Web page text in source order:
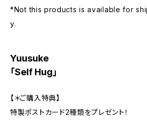
*Not this products is available for
y.
Yuusuke
「Self Hug」
【＊ご購入特典】
特製ポストカード2種類をプレゼント！